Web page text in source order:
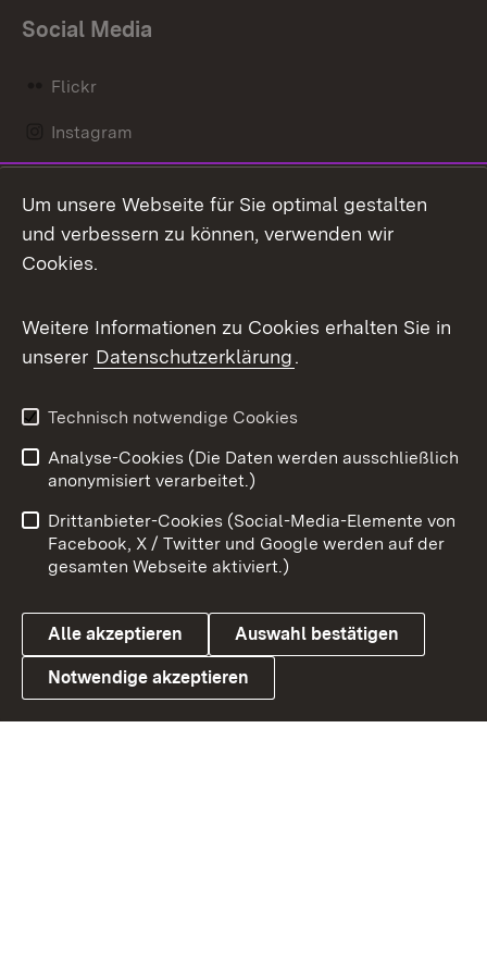
Social Media
Flickr
Instagram
Mastodon
Messenger
Social Wall
X / Twitter
Youtube
Link zum Landesportal
Benutzungshinweise
Barrierefreiheit
Datenschutz
Cookies
Um unsere Webseite für Sie optimal gestalten
und verbessern zu können, verwenden wir
Cookies.
Weitere Informationen zu Cookies erhalten Sie in
unserer Datenschutzerklärung.
Technisch notwendige Cookies
Analyse-Cookies (Die Daten werden ausschließlich
anonymisiert verarbeitet.)
Drittanbieter-Cookies (Social-Media-Elemente von
Facebook, X / Twitter und Google werden auf der
gesamten Webseite aktiviert.)
Alle akzeptieren Auswahl bestätigen
Notwendige akzeptieren